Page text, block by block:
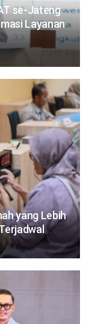
se-Jateng
Layanan
yang Lebih